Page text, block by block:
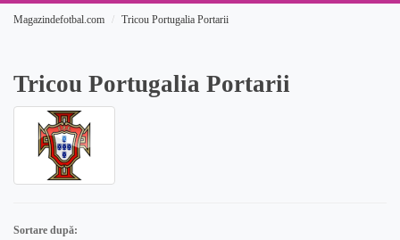
Magazindefotbal.com Tricou Portugalia Portarii
Tricou Portugalia Portarii
Sortare după: